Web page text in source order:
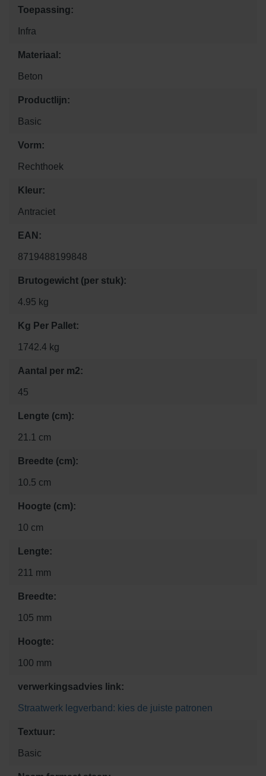
Toepassing:
Infra
Materiaal:
Beton
Productlijn:
Basic
Vorm:
Rechthoek
Kleur:
Antraciet
EAN:
8719488199848
Brutogewicht (per stuk):
4.95 kg
Kg Per Pallet:
1742.4 kg
Aantal per m2:
45
Lengte (cm):
21.1 cm
Breedte (cm):
10.5 cm
Hoogte (cm):
10 cm
Lengte:
211 mm
Breedte:
105 mm
Hoogte:
100 mm
verwerkingsadvies link:
Straatwerk legverband: kies de juiste patronen
Textuur:
Basic